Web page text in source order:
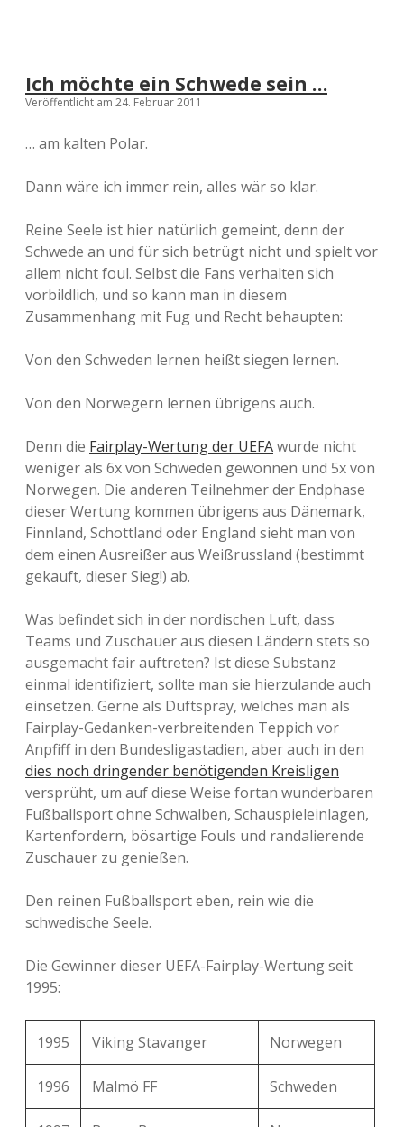
Ich möchte ein Schwede sein …
Veröffentlicht am 24. Februar 2011
… am kalten Polar.
Dann wäre ich immer rein, alles wär so klar.
Reine Seele ist hier natürlich gemeint, denn der
Schwede an und für sich betrügt nicht und spielt vor
allem nicht foul. Selbst die Fans verhalten sich
vorbildlich, und so kann man in diesem
Zusammenhang mit Fug und Recht behaupten:
Von den Schweden lernen heißt siegen lernen.
Von den Norwegern lernen übrigens auch.
Denn die Fairplay-Wertung der UEFAwurde nicht
weniger als 6x von Schweden gewonnen und 5x von
Norwegen. Die anderen Teilnehmer der Endphase
dieser Wertung kommen übrigens aus Dänemark,
Finnland, Schottland oder England sieht man von
dem einen Ausreißer aus Weißrussland (bestimmt
gekauft, dieser Sieg!) ab.
Was befindet sich in der nordischen Luft, dass
Teams und Zuschauer aus diesen Ländern stets so
ausgemacht fair auftreten? Ist diese Substanz
einmal identifiziert, sollte man sie hierzulande auch
einsetzen. Gerne als Duftspray, welches man als
Fairplay-Gedanken-verbreitenden Teppich vor
Anpfiff in den Bundesligastadien, aber auch in den
dies noch dringender benötigenden Kreisligen
versprüht, um auf diese Weise fortan wunderbaren
Fußballsport ohne Schwalben, Schauspieleinlagen,
Kartenfordern, bösartige Fouls und randalierende
Zuschauer zu genießen.
Den reinen Fußballsport eben, rein wie die
schwedische Seele.
Die Gewinner dieser UEFA-Fairplay-Wertung seit
1995:
1995 Viking Stavanger Norwegen
1996 Malmö FF Schweden